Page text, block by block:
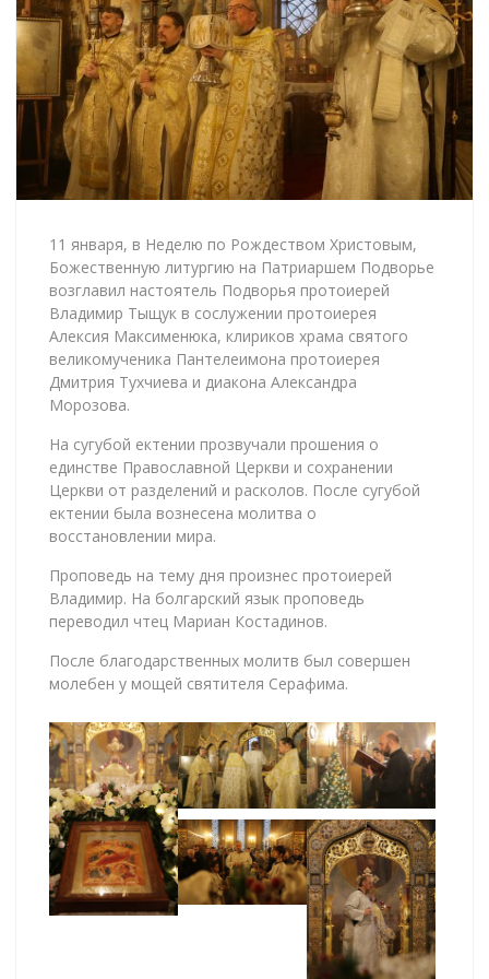
11 января, в Неделю по Рождеством Христовым,
Божественную литургию на Патриаршем Подворье
возглавил настоятель Подворья протоиерей
Владимир Тыщук в сослужении протоиерея
Алексия Максименюка, клириков храма святого
великомученика Пантелеимона протоиерея
Дмитрия Тухчиева и диакона Александра
Морозова.
На сугубой ектении прозвучали прошения о
единстве Православной Церкви и сохранении
Церкви от разделений и расколов. После сугубой
ектении была вознесена молитва о
восстановлении мира.
Проповедь на тему дня произнес протоиерей
Владимир. На болгарский язык проповедь
переводил чтец Мариан Костадинов.
После благодарственных молитв был совершен
молебен у мощей святителя Серафима.